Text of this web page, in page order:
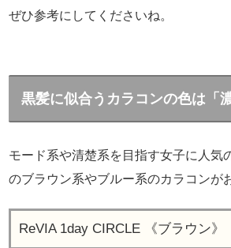
ぜひ参考にしてくださいね。
黒髪に似合うカラコンの色は「
モード系や清楚系を目指す女子に人気
のブラウン系やブルー系のカラコンが
ReVIA 1day CIRCLE 《ブラウン》